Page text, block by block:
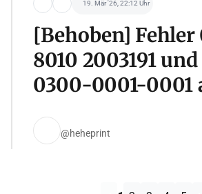
19. Mär '26, 22:12 Uhr
[Behoben]
8010 2003191
0300-0001-0001
@heheprint